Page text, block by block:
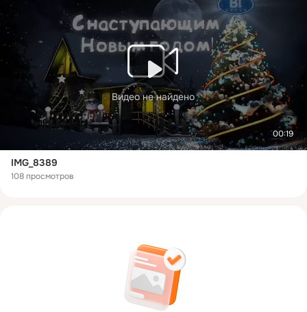
00:19
Видео не найдено
IMG_8389
108 просмотров